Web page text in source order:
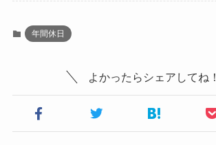
年間休日
よかったらシェアしてね！